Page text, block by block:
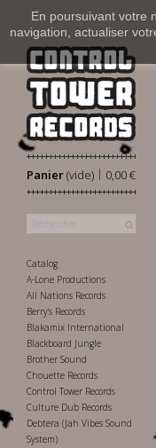
En poursuivant votre
navigation, actualiser
Panier 0,00 €
|
(vide)
Catalog
A-Lone Productions
All Nations Records
Berry's Records
Blakamix International
Blackboard Jungle
Brother Sound
Chouette Records
Control Tower Records
Culture Dub Records
Debtera (Jah Vibes Sound
System)